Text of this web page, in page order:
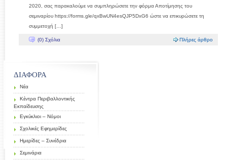
2020, σας παρακαλούμε να συμπληρώσετε την φόρμα Αποτίμησης του
σεμιναρίου https://forms.gle/qxBwUN4esQJP5DxG6 ώστε να επικυρώσετε τη
συμμετοχή […]
(0) Σχόλια Πλήρες άρθρο
ΔΙΑΦΟΡΑ
Νέα
Κέντρα Περιβαλλοντικής
Εκπαίδευσης
Εγκύκλιοι – Νόμοι
Σχολικές Εφημερίδες
Ημερίδες – Συνέδρια
Σεμινάρια